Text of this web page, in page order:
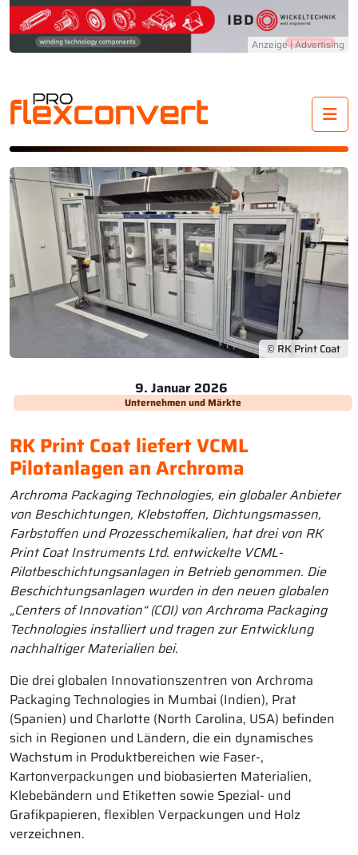
© RK Print Coat
9. Januar 2026
Unternehmen und Märkte
RK Print Coat liefert VCML
Pilotanlagen an Archroma
Archroma Packaging Technologies, ein globaler Anbieter
von Beschichtungen, Klebstoffen, Dichtungsmassen,
Farbstoffen und Prozesschemikalien, hat drei von RK
Print Coat Instruments Ltd. entwickelte VCML-
Pilotbeschichtungsanlagen in Betrieb genommen. Die
Beschichtungsanlagen wurden in den neuen globalen
„Centers of Innovation“ (COI) von Archroma Packaging
Technologies installiert und tragen zur Entwicklung
nachhaltiger Materialien bei.
Die drei globalen Innovationszentren von Archroma
Packaging Technologies in Mumbai (Indien), Prat
(Spanien) und Charlotte (North Carolina, USA) befinden
sich in Regionen und Ländern, die ein dynamisches
Wachstum in Produktbereichen wie Faser-,
Kartonverpackungen und biobasierten Materialien,
Klebebändern und Etiketten sowie Spezial- und
Grafikpapieren, flexiblen Verpackungen und Holz
verzeichnen.